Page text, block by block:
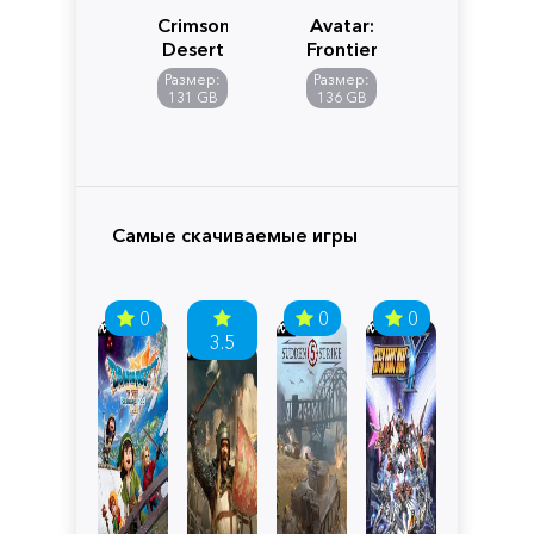
Crimson
Desert
Размер:
131 GB
Avatar:
Frontiers
of
Pandora
Размер:
136 GB
Самые скачиваемые игры
0
3.5
0 0